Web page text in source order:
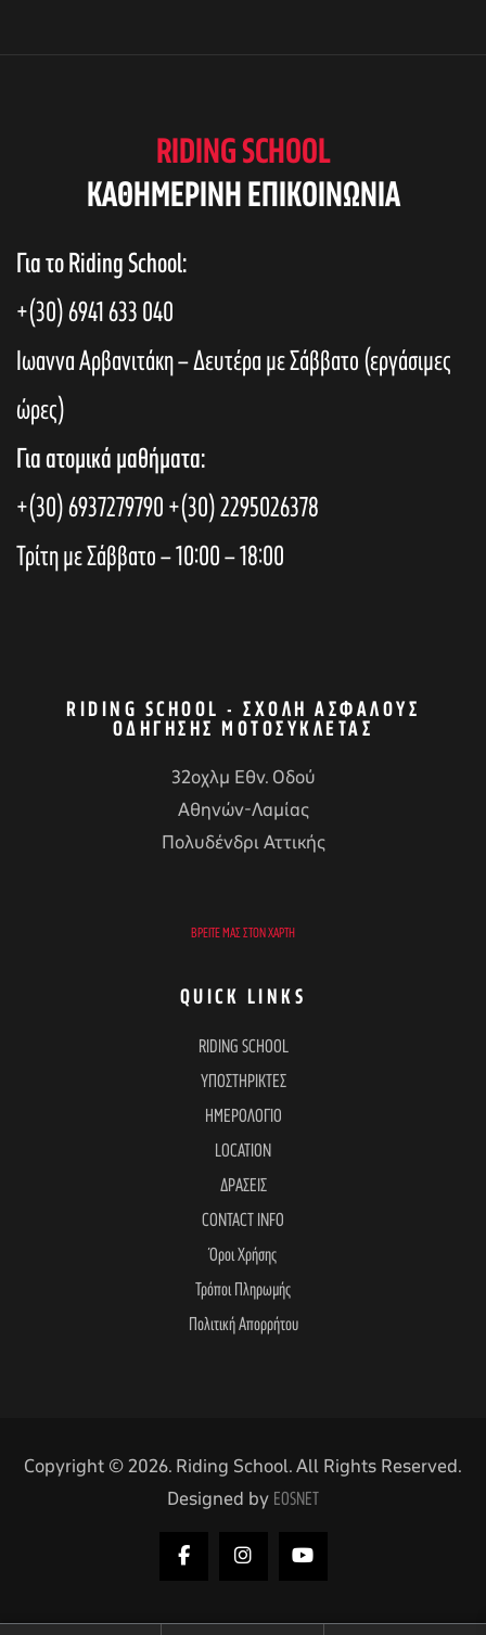
RIDING SCHOOL
KAΘΗΜΕΡΙΝΗ ΕΠΙΚΟΙΝΩΝΙΑ
Για το Riding School:
+(30) 6941 633 040
Ιωαννα Αρβανιτάκη – Δευτέρα με Σάββατο (εργάσιμες
ώρες)
Για ατομικά μαθήματα:
+(30) 6937279790+(30) 2295026378
Τρίτη με Σάββατο – 10:00 – 18:00
RIDING SCHOOL - ΣΧΟΛΉ ΑΣΦΑΛΟΎΣ
ΟΔΉΓΗΣΗΣ ΜΟΤΟΣΥΚΛΈΤΑΣ
32οχλμ Εθν. Οδού
Αθηνών-Λαμίας
Πολυδένδρι Αττικής
ΒΡΕΊΤΕ ΜΑΣ ΣΤΟΝ ΧΆΡΤΗ
QUICK LINKS
RIDING SCHOOL
ΥΠΟΣΤΗΡΙΚΤΕΣ
ΗΜΕΡΟΛΟΓΙΟ
LOCATION
ΔΡΑΣΕΙΣ
CONTACT INFO
Όροι Χρήσης
Τρόποι Πληρωμής
Πολιτική Απορρήτου
Copyright © 2026. Riding School. All Rights Reserved.
Designed by EOSNET